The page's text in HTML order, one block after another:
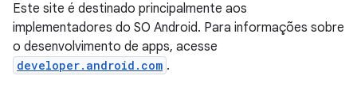
Este site é destinado principalmente aos
implementadores do SO Android. Para informações sobre
o desenvolvimento de apps, acesse
developer.android.com .